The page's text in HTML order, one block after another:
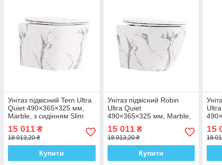
Унітаз підвісний Tern Ultra
Quiet 490×365×325 мм,
Marble, з сидінням Slim
Quick Release
QT17332303ASMR
15 011 ₴
18 013,20 ₴
Купити
Унітаз підвісний Robin
Ultra Quiet
490×365×325 мм, Marble,
Soft-close / Quick Release
QT13332381АSMR
15 011₴
18 013,20 ₴
Купити
15
18